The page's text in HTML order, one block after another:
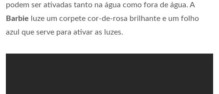
podem ser ativadas tanto na água como fora de água. A
Barbie luze um corpete cor-de-rosa brilhante e um folho
azul que serve para ativar as luzes.